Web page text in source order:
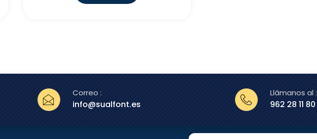
Correo :
info@sualfont.es
Llámanos al :
962 28 11 80